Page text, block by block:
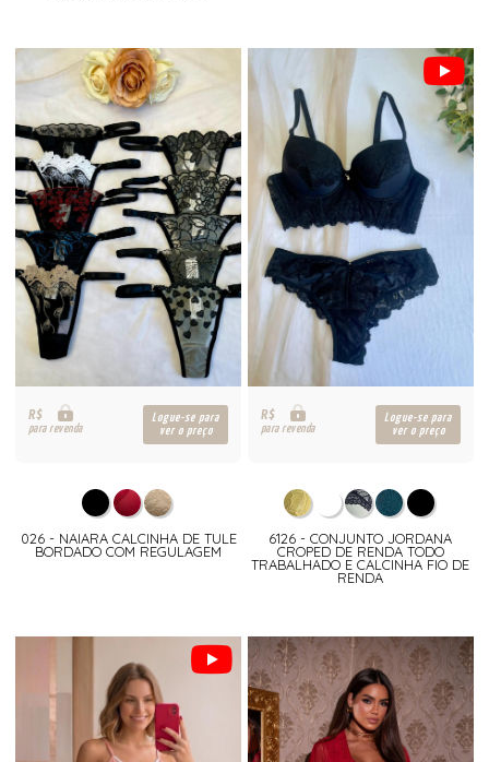
R$
para revenda
Logue-se para
ver o preço
026 - NAIARA CALCINHA DE TULE
BORDADO COM REGULAGEM
R$
para revenda
Logue-se para
ver o preço
6126 - CONJUNTO JORDANA
CROPED DE RENDA TODO
TRABALHADO E CALCINHA FIO DE
RENDA